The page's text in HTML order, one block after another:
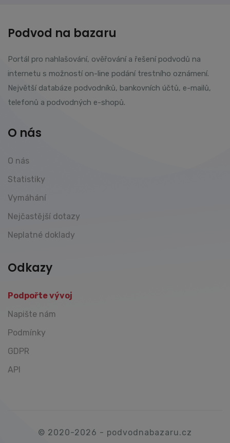
Podvod na bazaru
Portál pro nahlašování, ověřování a řešení podvodů na
internetu s možností on-line podání trestního oznámení.
Největší databáze podvodníků, bankovních účtů, e-mailů,
telefonů a podvodných e-shopů.
O nás
O nás
Statistiky
Vymáhání
Nejčastější dotazy
Neplatné doklady
Odkazy
Podpořte vývoj
Napište nám
Podmínky
GDPR
API
© 2020-2026 - podvodnabazaru.cz